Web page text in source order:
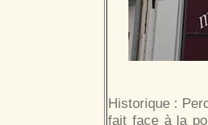
Historique :
fait face à la